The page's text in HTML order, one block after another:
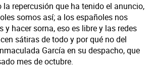
la repercusión que ha tenido el anuncio,
somos así; a los españoles nos
y hacer sorna, eso es libre y las redes
sátiras de todo y por qué no del
García en su despacho, que
mes de octubre.